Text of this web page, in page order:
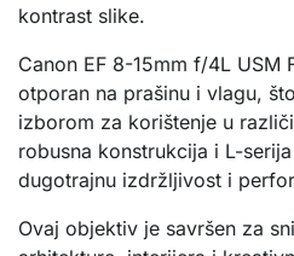
kontrast slike.
Canon EF 8-15mm f/4L USM
otporan na prašinu i vlagu,
izborom za korištenje u
robusna konstrukcija i L-
dugotrajnu izdržljivost i
Ovaj objektiv je savršen za